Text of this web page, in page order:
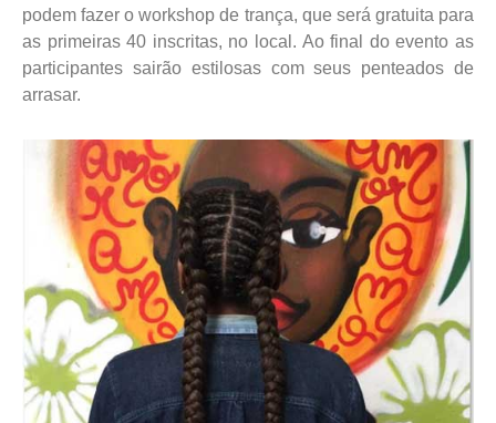
podem fazer o workshop de trança, que será gratuita para
as primeiras 40 inscritas, no local. Ao final do evento as
participantes sairão estilosas com seus penteados de
arrasar.